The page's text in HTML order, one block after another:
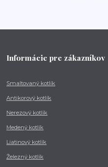
Informácie pre zákazníkov
Smaltovaný kotlík
Antikorový kotlík
Nerezový kotlík
Medený kotlík
Liatinový kotlík
Železný kotlík